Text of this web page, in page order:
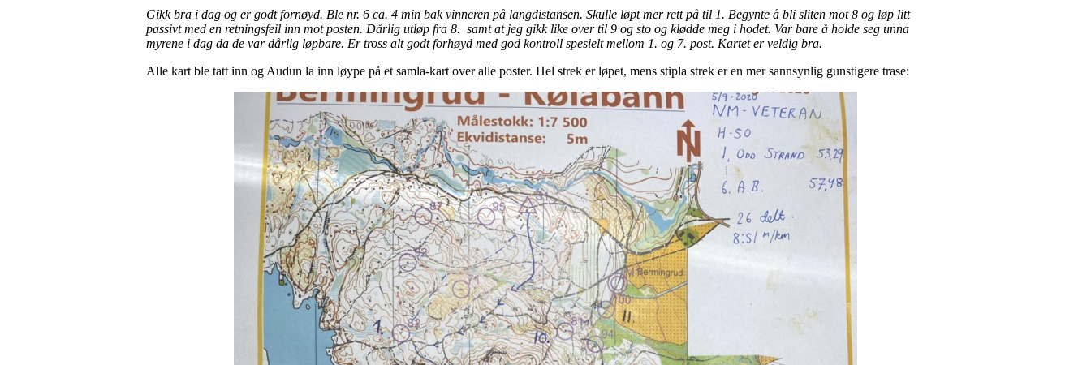
Gikk bra i dag og er godt fornøyd. Ble nr. 6 ca. 4 min bak vinneren på langdistansen. Skulle løpt mer rett på til 1. Begynte å bli sliten mot 8 og løp litt
passivt med en retningsfeil inn mot posten. Dårlig utløp fra 8. samt at jeg gikk like over til 9 og sto og klødde meg i hodet. Var bare å holde seg unna
myrene i dag da de var dårlig løpbare. Er tross alt godt forhøyd med god kontroll spesielt mellom 1. og 7. post. Kartet er veldig bra.
Alle kart ble tatt inn og Audun la inn løype på et samla-kart over alle poster. Hel strek er løpet, mens stipla strek er en mer sannsynlig gunstigere trase: